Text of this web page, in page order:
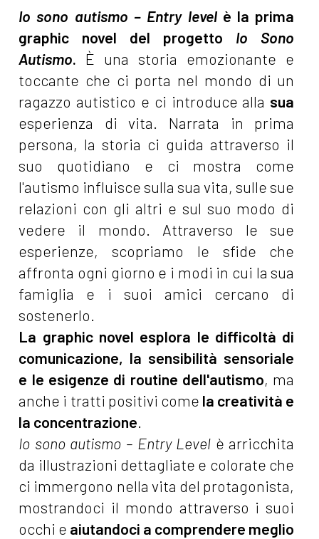
Io sono autismo – Entry levelè la prima
graphic novel del progetto Io Sono
Autismo. È una storia emozionante e
toccante che ci porta nel mondo di un
ragazzo autistico e ci introduce alla sua
esperienza di vita. Narrata in prima
persona, la storia ci guida attraverso il
suo quotidiano e ci mostra come
l'autismo influisce sulla sua vita, sulle sue
relazioni con gli altri e sul suo modo di
vedere il mondo. Attraverso le sue
esperienze, scopriamo le sfide che
affronta ogni giorno e i modi in cui la sua
famiglia e i suoi amici cercano di
sostenerlo.
La graphic novel esplora le difficoltà di
comunicazione, la sensibilità sensoriale
e le esigenze di routine dell'autismo, ma
anche i tratti positivi come la creatività e
la concentrazione.
Io sono autismo – Entry Level è arricchita
da illustrazioni dettagliate e colorate che
ci immergono nella vita del protagonista,
mostrandoci il mondo attraverso i suoi
occhi e aiutandoci a comprendere meglio